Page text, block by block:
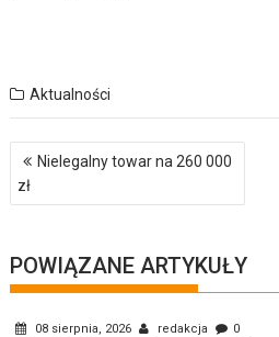
Aktualności
Nawigacja
wpisu
Nielegalny towar na 260 000
zł
POWIĄZANE ARTYKUŁY
08 sierpnia, 2026 redakcja 0